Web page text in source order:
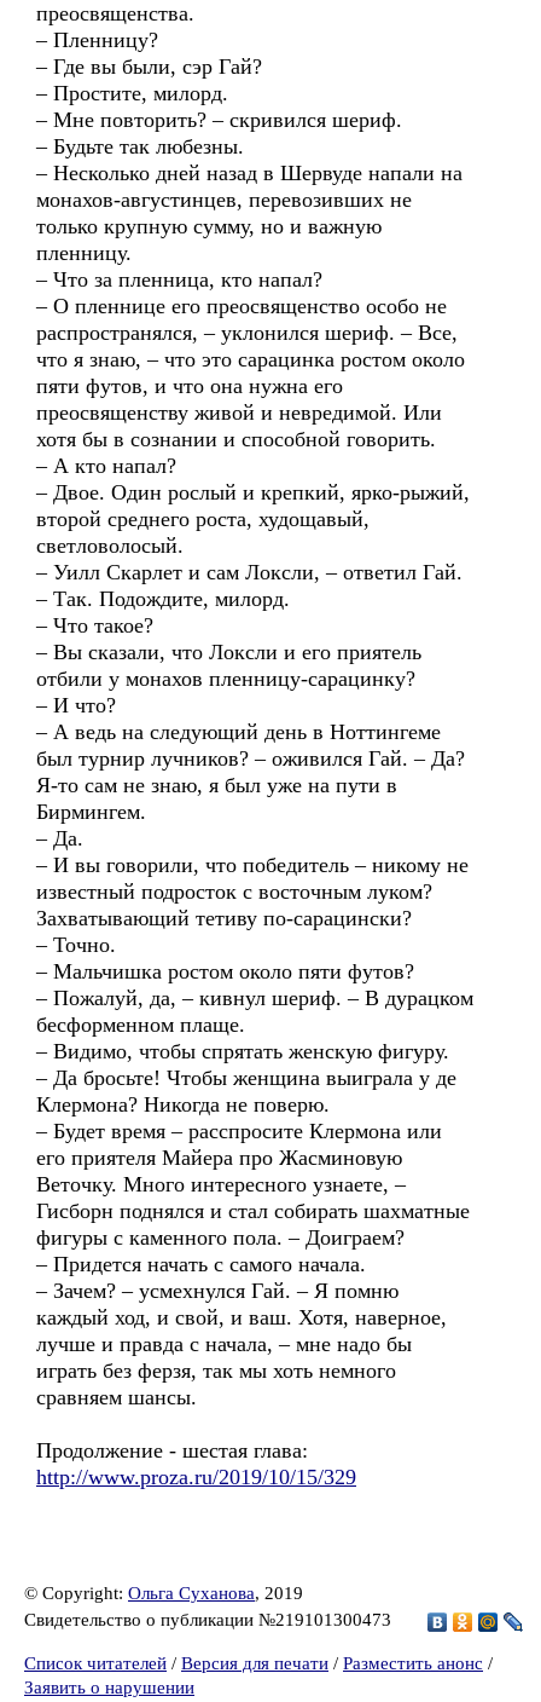
преосвященства.
– Пленницу?
– Где вы были, сэр Гай?
– Простите, милорд.
– Мне повторить? – скривился шериф.
– Будьте так любезны.
– Несколько дней назад в Шервуде напали на
монахов-августинцев, перевозивших не
только крупную сумму, но и важную
пленницу.
– Что за пленница, кто напал?
– О пленнице его преосвященство особо не
распространялся, – уклонился шериф. – Все,
что я знаю, – что это сарацинка ростом около
пяти футов, и что она нужна его
преосвященству живой и невредимой. Или
хотя бы в сознании и способной говорить.
– А кто напал?
– Двое. Один рослый и крепкий, ярко-рыжий,
второй среднего роста, худощавый,
светловолосый.
– Уилл Скарлет и сам Локсли, – ответил Гай.
– Так. Подождите, милорд.
– Что такое?
– Вы сказали, что Локсли и его приятель
отбили у монахов пленницу-сарацинку?
– И что?
– А ведь на следующий день в Ноттингеме
был турнир лучников? – оживился Гай. – Да?
Я-то сам не знаю, я был уже на пути в
Бирмингем.
– Да.
– И вы говорили, что победитель – никому не
известный подросток с восточным луком?
Захватывающий тетиву по-сарацински?
– Точно.
– Мальчишка ростом около пяти футов?
– Пожалуй, да, – кивнул шериф. – В дурацком
бесформенном плаще.
– Видимо, чтобы спрятать женскую фигуру.
– Да бросьте! Чтобы женщина выиграла у де
Клермона? Никогда не поверю.
– Будет время – расспросите Клермона или
его приятеля Майера про Жасминовую
Веточку. Много интересного узнаете, –
Гисборн поднялся и стал собирать шахматные
фигуры с каменного пола. – Доиграем?
– Придется начать с самого начала.
– Зачем? – усмехнулся Гай. – Я помню
каждый ход, и свой, и ваш. Хотя, наверное,
лучше и правда с начала, – мне надо бы
играть без ферзя, так мы хоть немного
сравняем шансы.
Продолжение - шестая глава:
http://www.proza.ru/2019/10/15/329
© Copyright: Ольга Суханова, 2019
Свидетельство о публикации №219101300473
Список читателей / Версия для печати / Разместить анонс /
Заявить о нарушении